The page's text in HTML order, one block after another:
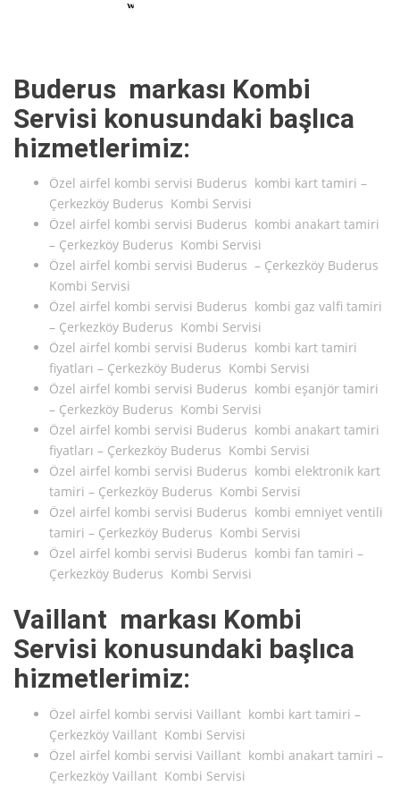
Buderus markası Kombi
Servisi konusundaki başlıca
hizmetlerimiz:
Özel airfel kombi servisi Buderus kombi kart tamiri –
Çerkezköy Buderus Kombi Servisi
Özel airfel kombi servisi Buderus kombi anakart tamiri
– Çerkezköy Buderus Kombi Servisi
Özel airfel kombi servisi Buderus – Çerkezköy Buderus
Kombi Servisi
Özel airfel kombi servisi Buderus kombi gaz valfi tamiri
– Çerkezköy Buderus Kombi Servisi
Özel airfel kombi servisi Buderus kombi kart tamiri
fiyatları – Çerkezköy Buderus Kombi Servisi
Özel airfel kombi servisi Buderus kombi eşanjör tamiri
– Çerkezköy Buderus Kombi Servisi
Özel airfel kombi servisi Buderus kombi anakart tamiri
fiyatları – Çerkezköy Buderus Kombi Servisi
Özel airfel kombi servisi Buderus kombi elektronik kart
tamiri – Çerkezköy Buderus Kombi Servisi
Özel airfel kombi servisi Buderus kombi emniyet ventili
tamiri – Çerkezköy Buderus Kombi Servisi
Özel airfel kombi servisi Buderus kombi fan tamiri –
Çerkezköy Buderus Kombi Servisi
Vaillant markası Kombi
Servisi konusundaki başlıca
hizmetlerimiz:
Özel airfel kombi servisi Vaillant kombi kart tamiri –
Çerkezköy Vaillant Kombi Servisi
Özel airfel kombi servisi Vaillant kombi anakart tamiri –
Çerkezköy Vaillant Kombi Servisi